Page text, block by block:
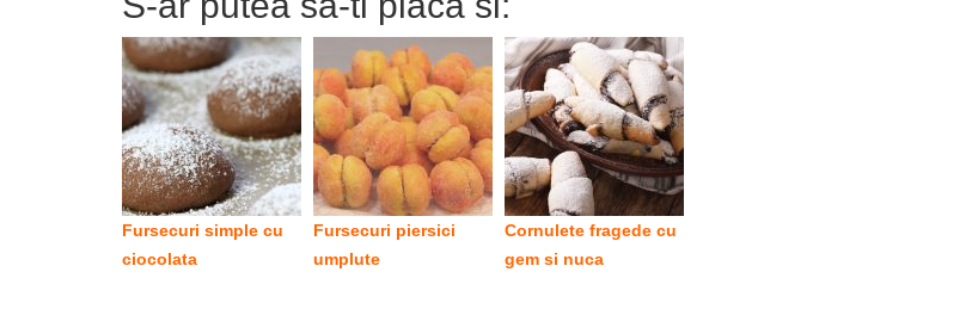
Fursecuri simple cu
ciocolata
Fursecuri piersici
umplute
Cornulete fragede cu
gem si nuca